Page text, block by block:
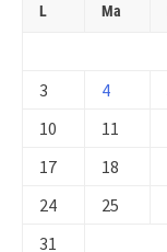
L Ma
3
4
10
11
17
18
24
25
31